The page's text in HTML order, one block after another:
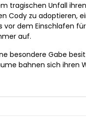
tragischen Unfall
Cody zu adoptieren,
vor dem Einschlafen
auf.
besondere Gabe
bahnen sich ihren